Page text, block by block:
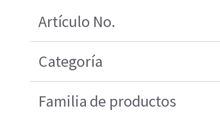
Artículo No.
Categoría
Familia de productos